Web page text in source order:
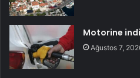
Motorine
Ağustos 7,